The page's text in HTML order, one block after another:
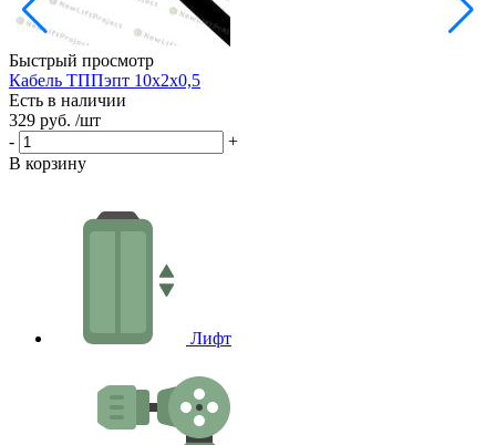
Быстрый просмотр
Кабель ТППэпт 10х2х0,5
Есть в наличии
329 руб. /шт
-
+
В корзину
Лифт